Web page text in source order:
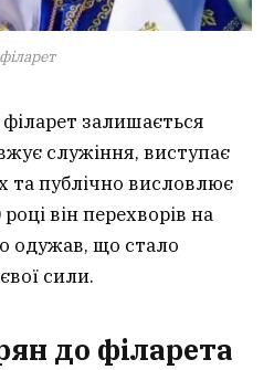
філарет
залишається
служіння, виступає
та публічно висловлює
він перехворів на
одужав, що стало
сили.
до філарета